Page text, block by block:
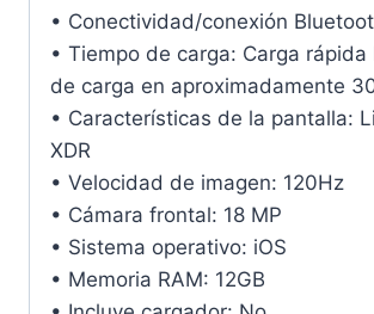
• Conectividad/conexión
• Tiempo de carga: Carga rápida
de carga en aproximadamente
• Características de la pantalla:
XDR
• Velocidad de imagen: 120Hz
• Cámara frontal: 18 MP
• Sistema operativo: iOS
• Memoria RAM: 12GB